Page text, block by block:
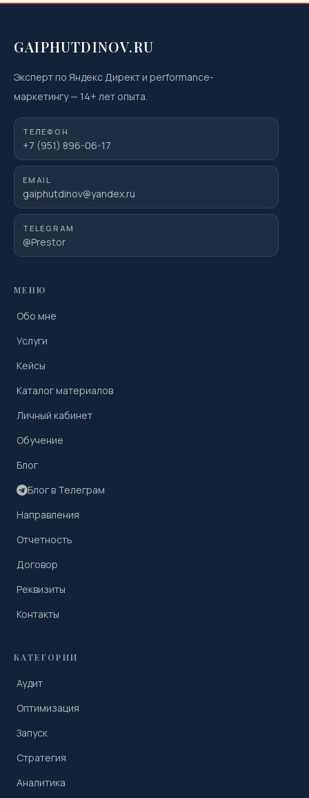
GAIPHUTDINOV.RU
Эксперт по Яндекс Директ и performance-
маркетингу— 14+ лет опыта.
ТЕЛЕФОН
+7 (951) 896-06-17
EMAIL
gaiphutdinov@yandex.ru
TELEGRAM
@Prestor
МЕНЮ
Обо мне
Услуги
Кейсы
Каталог материалов
Личный кабинет
Обучение
Блог
Блог в Телеграм
Направления
Отчетность
Договор
Реквизиты
Контакты
КАТЕГОРИИ
Аудит
Оптимизация
Запуск
Стратегия
Аналитика